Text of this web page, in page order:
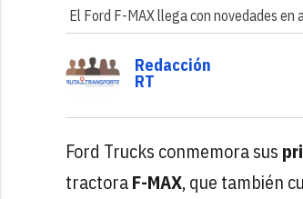
El Ford F-MAX llega con novedades en
Redacción
RT
Ford Trucks conmemora sus
tractoraF-MAX, que también